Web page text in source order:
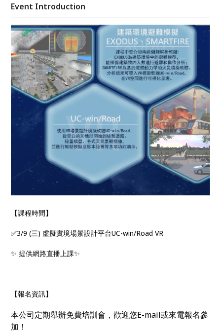
Event Introduction
【課程時間】
✅3/9 (三) 虛擬實境場景設計平台UC-win/Road VR
✨ 提供網路直播上課✨
【報名資訊】
本公司定期舉辦免費培訓會，歡迎您E-mail或來電報名參
加！